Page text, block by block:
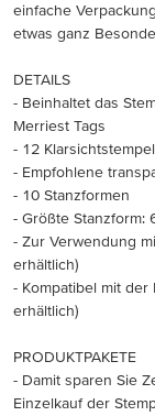
einfache
etwas ganz
DETAILS
- Beinhaltet das
Merriest Tags
- 12 Klarsichtstempel
- Empfohlene
- 10 Stanzformen
- Größte Stanzform:
- Zur Verwendung
erhältlich)
- Kompatibel mit der
erhältlich)
PRODUKTPAKETE
- Damit sparen Sie
Einzelkauf der